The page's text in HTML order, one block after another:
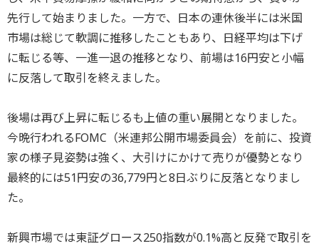
先行して始まりました。一方で、日本の連休後半には米国
市場は総じて軟調に推移したこともあり、日経平均は下げ
に転じる等、一進一退の推移となり、前場は16円安と小幅
に反落して取引を終えました。
後場は再び上昇に転じるも上値の重い展開となりました。
今晩行われるFOMC（米連邦公開市場委員会）を前に、投資
家の様子見姿勢は強く、大引けにかけて売りが優勢となり
最終的には51円安の36,779円と8日ぶりに反落となりまし
た。
新興市場では東証グロース250指数が0.1%高と反発で取引を